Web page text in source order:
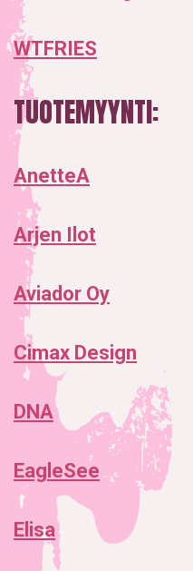
WTFRIES
TUOTEMYYNTI:
AnetteA
Arjen Ilot
Aviador Oy
Cimax Design
DNA
EagleSee
Elisa